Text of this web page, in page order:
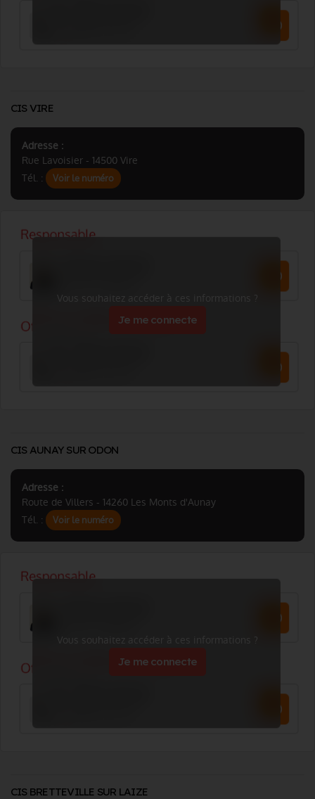
CIS VIRE
Adresse :
Rue Lavoisier - 14500 Vire
Tél. :
Voir le numéro
Vous souhaitez accéder à ces informations ?
Je me connecte
CIS AUNAY SUR ODON
Adresse :
Route de Villers - 14260 Les Monts d'Aunay
Tél. :
Voir le numéro
Vous souhaitez accéder à ces informations ?
Je me connecte
CIS BRETTEVILLE SUR LAIZE